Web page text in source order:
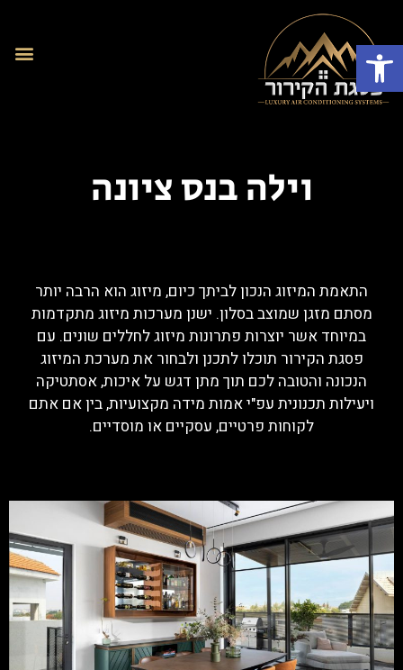
פתח סרגל נגישות
וילה בנס ציונה
התאמת המיזוג הנכון לביתך כיום, מיזוג הוא הרבה יותר
מסתם מזגן שמוצב בסלון. ישנן מערכות מיזוג מתקדמות
במיוחד אשר יוצרות פתרונות מיזוג לחללים שונים. עם
פסגת הקירור תוכלו לתכנן ולבחור את מערכת המיזוג
הנכונה והטובה לכם תוך מתן דגש על איכות, אסתטיקה
ויעילות תכנונית עפ"י אמות מידה מקצועיות, בין אם אתם
לקוחות פרטיים, עסקיים או מוסדיים.